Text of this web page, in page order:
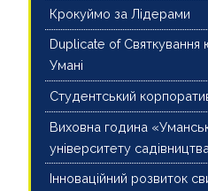
Крокуймо за Лідерами
Duplicate of Cвяткування
Умані
Студентський
Виховна година
університету
Інноваційний розвиток